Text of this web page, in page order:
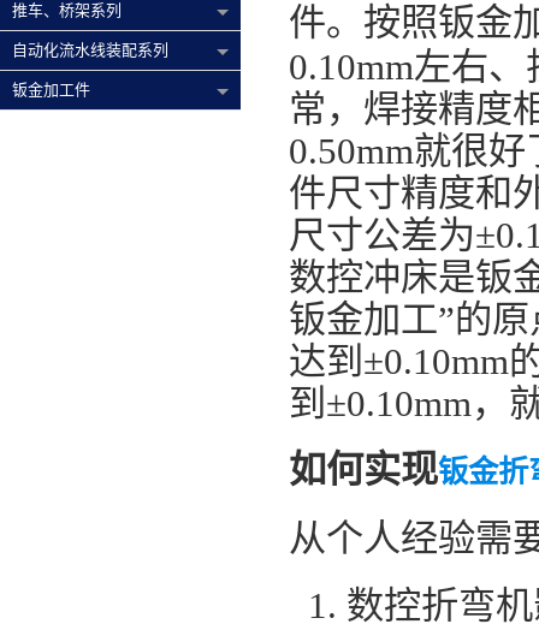
推车、桥架系列
自动化流水线装配系列
钣金加工件
件。按照钣金
0.10mm左右
常，焊接精度
0.50mm就很
件尺寸精度和
尺寸公差为
数控冲床是钣
钣金加工”的
达到±0.10mm
到±0.10mm，
如何实现钣金折
从个人经验需
数控折弯